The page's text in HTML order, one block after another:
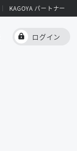
KAGOYA パートナー
ログイン